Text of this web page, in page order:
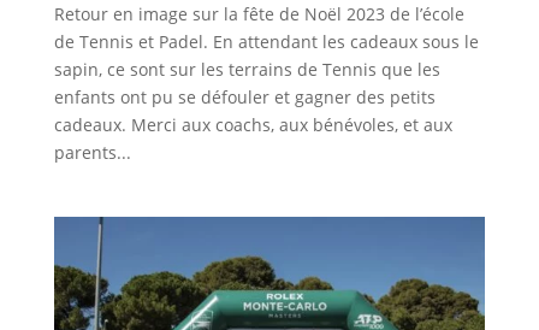
Retour en image sur la fête de Noël 2023 de l’école
de Tennis et Padel. En attendant les cadeaux sous le
sapin, ce sont sur les terrains de Tennis que les
enfants ont pu se défouler et gagner des petits
cadeaux. Merci aux coachs, aux bénévoles, et aux
parents...